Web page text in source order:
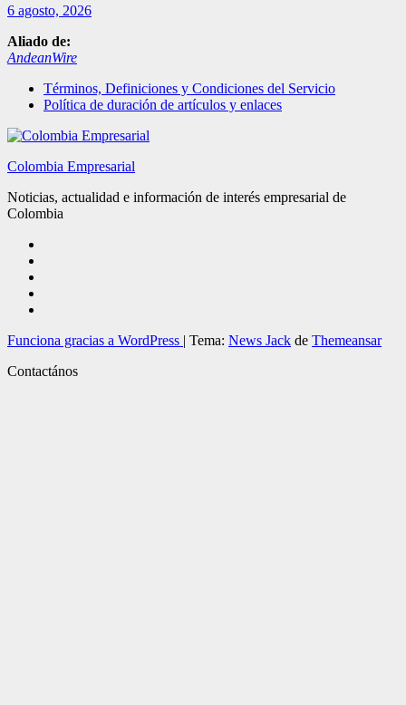
6 agosto, 2026
Aliado de:
AndeanWire
Términos, Definiciones y Condiciones del Servicio
Política de duración de artículos y enlaces
Colombia Empresarial
Noticias, actualidad e información de interés empresarial de
Colombia
Funciona gracias a WordPress | Tema: News Jack de Themeansar
Contactános